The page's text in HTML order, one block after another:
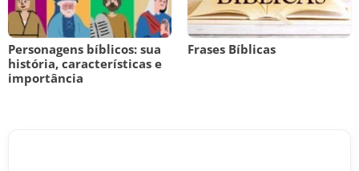
Personagens bíblicos: sua
história, características e
importância
Frases Bíblicas